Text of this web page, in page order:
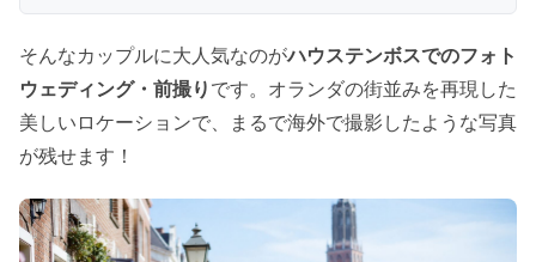
そんなカップルに大人気なのがハウステンボスでのフォト
ウェディング・前撮り です。オランダの街並みを再現した
美しいロケーションで、まるで海外で撮影したような写真
が残せます！